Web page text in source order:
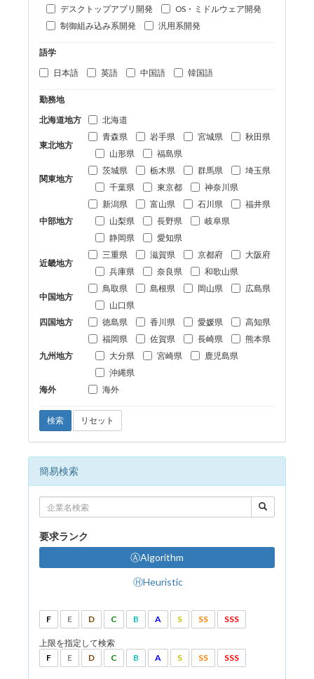
デスクトップアプリ開発
OS・ミドルウェア開発
制御組み込み系開発
汎用系開発
語学
日本語
英語 中国語 韓国語
勤務地
北海道地方
北海道
東北地方
青森県 岩手県 宮城県
秋田県
山形県
福島県
関東地方
茨城県 栃木県 群馬県
埼玉県
千葉県
東京都 神奈川県
中部地方
新潟県 富山県 石川県
福井県
山梨県
長野県
岐阜県
静岡県
愛知県
近畿地方
三重県 滋賀県 京都府
大阪府
兵庫県
奈良県 和歌山県
中国地方
鳥取県 島根県 岡山県
広島県
山口県
四国地方
徳島県 香川県 愛媛県 高知県
九州地方
福岡県 佐賀県 長崎県
熊本県
大分県
宮崎県
鹿児島県
沖縄県
海外
海外
検索 リセット
簡易検索
要求ランク
ⒶAlgorithm
ⒽHeuristic
F E D C B A S SS SSS
上限を指定して検索
F
E D C B A S SS SSS